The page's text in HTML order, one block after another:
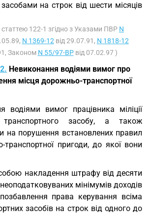
на строк від шести місяців
122-1 згідно з Указами ПВР N
N 1369-12 від 29.07.91, N 1818-12
Законом N 55/97-ВРвід 07.02.97 )
Невиконання водіями вимог про
місця дорожньо-транспортної
водіями вимог працівника міліції
засобу, а також
на порушення встановлених правил
транспортної пригоди, до якої вони
накладення штрафу від десяти
мінімумів доходів
права керування всіма
засобів на строк від одного до